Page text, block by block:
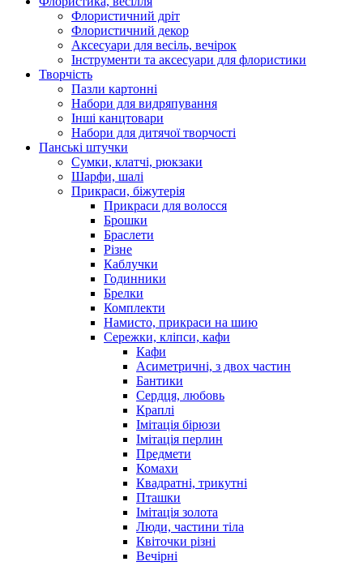
Флористичний дріт
Флористичний декор
Аксесуари для весіль, вечірок
Інструменти та аксесуари для флористики
Творчість
Пазли картонні
Набори для видряпування
Інші канцтовари
Набори для дитячої творчості
Панські штучки
Сумки, клатчі, рюкзаки
Шарфи, шалі
Прикраси, біжутерія
Прикраси для волосся
Брошки
Браслети
Різне
Каблучки
Годинники
Брелки
Комплекти
Намисто, прикраси на шию
Сережки, кліпси, кафи
Кафи
Асиметричні, з двох частин
Бантики
Сердця, любовь
Краплі
Імітація бірюзи
Імітація перлин
Предмети
Комахи
Квадратні, трикутні
Пташки
Імітація золота
Люди, частини тіла
Квіточки різні
Вечірні